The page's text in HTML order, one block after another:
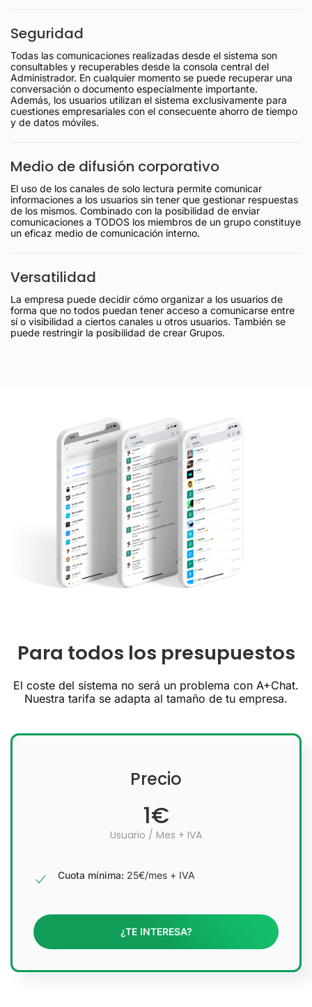
Seguridad
Todas las comunicaciones realizadas desde el sistema son
consultables y recuperables desde la consola central del
Administrador. En cualquier momento se puede recuperar una
conversación o documento especialmente importante.
Además, los usuarios utilizan el sistema exclusivamente para
cuestiones empresariales con el consecuente ahorro de tiempo
y de datos móviles.
Medio de difusión corporativo
El uso de los canales de solo lectura permite comunicar
informaciones a los usuarios sin tener que gestionar respuestas
de los mismos. Combinado con la posibilidad de enviar
comunicaciones a TODOS los miembros de un grupo constituye
un eficaz medio de comunicación interno.
Versatilidad
La empresa puede decidir cómo organizar a los usuarios de
forma que no todos puedan tener acceso a comunicarse entre
sí o visibilidad a ciertos canales u otros usuarios. También se
puede restringir la posibilidad de crear Grupos.
Para todos los presupuestos
El coste del sistema no será un problema con A+Chat.
Nuestra tarifa se adapta al tamaño de tu empresa.
Precio
1€
Usuario / Mes + IVA
Cuota mínima: 25€/mes + IVA
¿TE INTERESA?